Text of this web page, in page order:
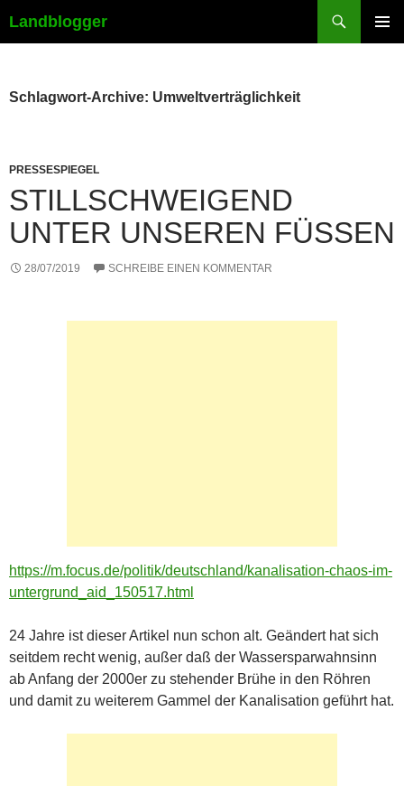
Landblogger
Schlagwort-Archive: Umweltverträglichkeit
PRESSESPIEGEL
STILLSCHWEIGEND
UNTER UNSEREN FÜSSEN
28/07/2019 SCHREIBE EINEN KOMMENTAR
https://m.focus.de/politik/deutschland/kanalisation-chaos-im-
untergrund_aid_150517.html
24 Jahre ist dieser Artikel nun schon alt. Geändert hat sich
seitdem recht wenig, außer daß der Wassersparwahnsinn
ab Anfang der 2000er zu stehender Brühe in den Röhren
und damit zu weiterem Gammel der Kanalisation geführt hat.